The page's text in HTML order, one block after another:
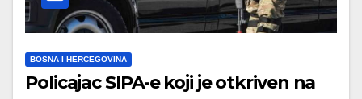
BOSNA I HERCEGOVINA
Policajac SIPA-e koji je otkriven na